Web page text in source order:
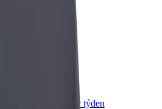
výplatu každý týden